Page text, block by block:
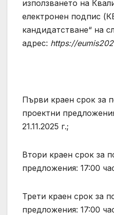
използването на
електронен подпис
кандидатстване“ на
адрес: https://
Първи краен срок за
проектни
21.11.2025 г.;
Втори краен срок за
предложения: 17:00
Трети краен срок за
предложения: 17:00